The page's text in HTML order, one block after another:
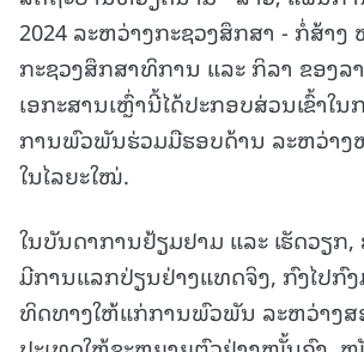
2024 ລະຫວ່າງກະຊວງສຶກສາ - ກໍ່ສ້າງ
ກະຊວງສຶກສາທິການ ແລະ ກິລາ ຂອງລ
ເອກະສານເຫຼົ່ານີ້ໄດ້ປະກອບສ່ວນເຂົ້າໃ
ການພົວພັນຮ່ວມມືຮອບດ້ານ ລະຫວ່າງ
ໃນໄລຍະໃໝ່.
ໃນບັນດາການຢ້ຽມຢາມ ແລະ ເຮັດວຽກ,
ມີການແລກປ່ຽນຢ່າງແທດຈິງ, ກົງໄປກົງ
ທິດທາງໃຫ້ແກ່ການພົວພັນ ລະຫວ່າງສ